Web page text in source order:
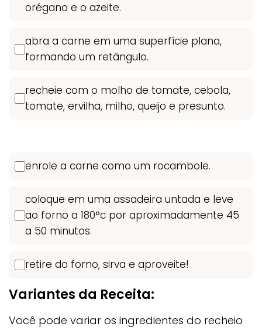
orégano e o azeite.
abra a carne em uma superfície plana,
formando um retângulo.
recheie com o molho de tomate, cebola,
tomate, ervilha, milho, queijo e presunto.
enrole a carne como um rocambole.
coloque em uma assadeira untada e leve
ao forno a 180°c por aproximadamente 45
a 50 minutos.
retire do forno, sirva e aproveite!
Variantes da Receita:
Você pode variar os ingredientes do recheio